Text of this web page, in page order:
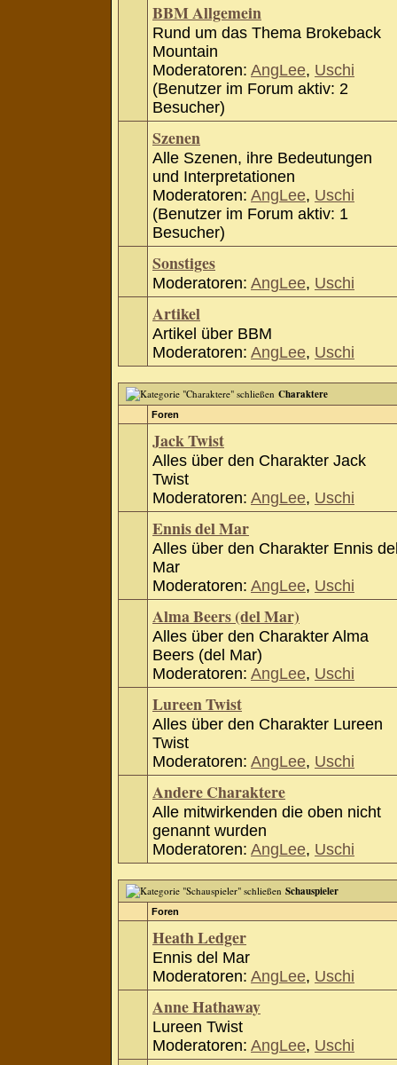
BBM Allgemein
Rund um das Thema Brokeback
Mountain
Moderatoren: AngLee, Uschi
(Benutzer im Forum aktiv: 2
Besucher)
Szenen
Alle Szenen, ihre Bedeutungen
und Interpretationen
Moderatoren: AngLee, Uschi
(Benutzer im Forum aktiv: 1
Besucher)
Sonstiges
Moderatoren: AngLee, Uschi
Artikel
Artikel über BBM
Moderatoren: AngLee, Uschi
Charaktere
Foren
Jack Twist
Alles über den Charakter Jack
Twist
Moderatoren: AngLee, Uschi
Ennis del Mar
Alles über den Charakter Ennis
Mar
Moderatoren: AngLee, Uschi
Alma Beers (del Mar)
Alles über den Charakter Alma
Beers (del Mar)
Moderatoren: AngLee, Uschi
Lureen Twist
Alles über den Charakter Lureen
Twist
Moderatoren: AngLee, Uschi
Andere Charaktere
Alle mitwirkenden die oben nicht
genannt wurden
Moderatoren: AngLee, Uschi
Schauspieler
Foren
Heath Ledger
Ennis del Mar
Moderatoren: AngLee, Uschi
Anne Hathaway
Lureen Twist
Moderatoren: AngLee, Uschi